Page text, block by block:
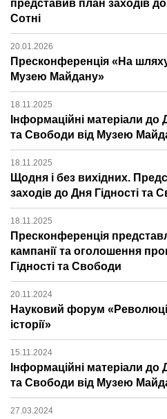
представив план заходів
Сотні
20.01.2026
Пресконференція «На
Музею Майдану»
18.11.2025
Інформаційні матеріали до
та Свободи від Музею
18.11.2025
Щодня і без вихідних.
заходів до Дня Гідності та
18.11.2025
Пресконференція
кампанії та оголошення
Гідності та Свободи
20.11.2024
Науковий форум
історії»
15.11.2024
Інформаційні матеріали до
та Свободи від Музею
27.03.2024